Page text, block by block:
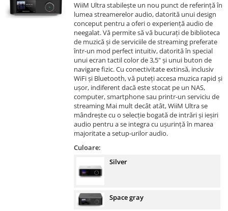
WiiM Ultra stabilește un nou punct de referință în
lumea streamerelor audio, datorită unui design
conceput pentru a oferi o experiență audio de
neegalat. Vă permite să vă bucurați de biblioteca
de muzică și de serviciile de streaming preferate
într-un mod perfect intuitiv, datorită în special
unui ecran tactil color de 3,5" și unui buton de
navigare fizic. Cu conectivitate extinsă, inclusiv
WiFi și Bluetooth, vă puteți accesa muzica rapid și
ușor, indiferent dacă este stocat pe un NAS,
computer, smartphone sau printr-un serviciu de
streaming Mai mult decât atât, WiiM Ultra se
mândrește cu o selecție bogată de intrări și ieșiri
audio pentru a se integra cu ușurință în marea
majoritate a setup-urilor audio.
Culoare:
Silver
Space gray